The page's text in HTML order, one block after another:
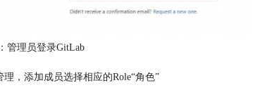
管理员登录GitLab
理，添加成员选择相应的Role“角色”